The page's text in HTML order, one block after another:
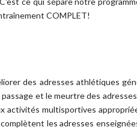
COMPLET!
des adresses athlétiques
et le meurtre des
activités multisportives
les adresses